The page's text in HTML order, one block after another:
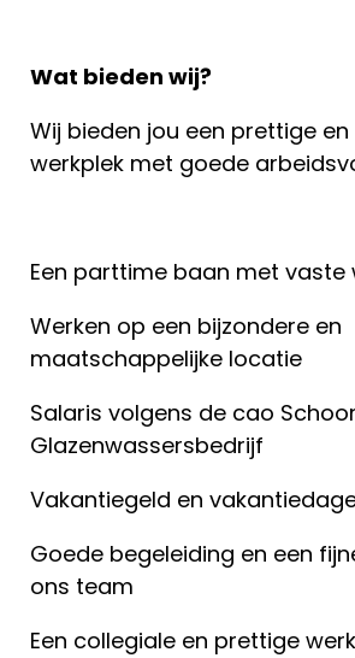
Wat bieden wij?
Wij bieden jou een prettige
werkplek met goede
Een parttime baan met vaste
Werken op een bijzondere en
maatschappelijke locatie
Salaris volgens de cao
Glazenwassersbedrijf
Vakantiegeld en
Goede begeleiding en een
ons team
Een collegiale en prettige